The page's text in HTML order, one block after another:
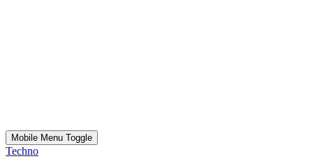
Mobile Menu Toggle
Techno